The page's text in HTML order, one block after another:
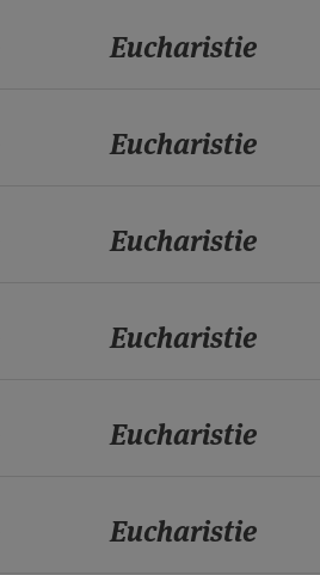
Eucharistie
Eucharistie
Eucharistie
Eucharistie
Eucharistie
Eucharistie